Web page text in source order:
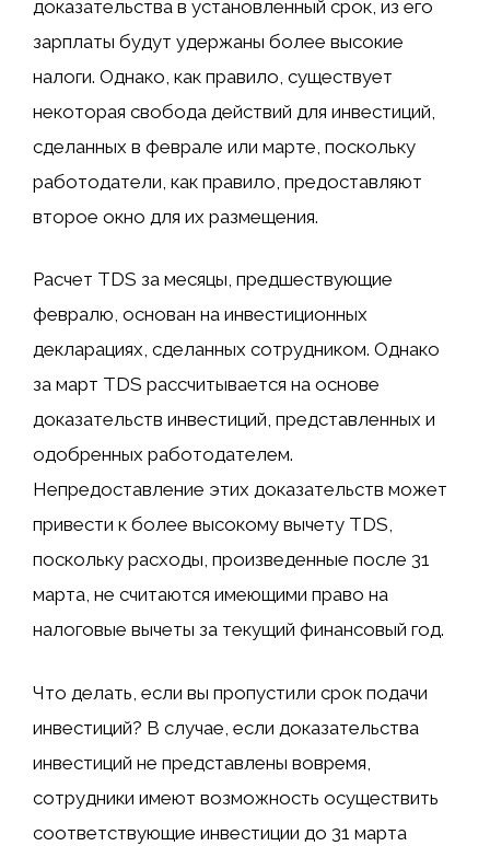
доказательства в установленный срок, из его
зарплаты будут удержаны более высокие
налоги. Однако, как правило, существует
некоторая свобода действий для инвестиций,
сделанных в феврале или марте, поскольку
работодатели, как правило, предоставляют
второе окно для их размещения.
Расчет TDS за месяцы, предшествующие
февралю, основан на инвестиционных
декларациях, сделанных сотрудником. Однако
за март TDS рассчитывается на основе
доказательств инвестиций, представленных и
одобренных работодателем.
Непредоставление этих доказательств может
привести к более высокому вычету TDS,
поскольку расходы, произведенные после 31
марта, не считаются имеющими право на
налоговые вычеты за текущий финансовый год.
Что делать, если вы пропустили срок подачи
инвестиций? В случае, если доказательства
инвестиций не представлены вовремя,
сотрудники имеют возможность осуществить
соответствующие инвестиции до 31 марта